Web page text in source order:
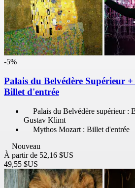
-5%
Palais du Belvédère Supérieur
Billet d'entrée
Palais du Belvédère supérieur :
Gustav Klimt
Mythos Mozart : Billet d'entrée
Nouveau
À partir de 52,16 $US
49,55 $US